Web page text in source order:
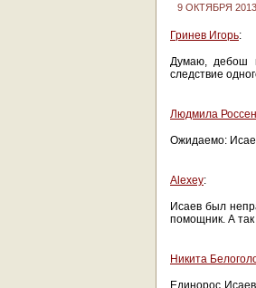
9 ОКТЯБРЯ 2013
Гринев Игорь:
Думаю, дебош
следствие
Людмила
Ожидаемо:
Alexey:
Исаев был
помощник. А так
Никита
Единорос